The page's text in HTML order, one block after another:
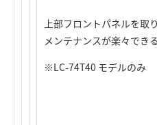
上部フロントパネルを取
メンテナンスが楽々でき
※LC-74T40 モデルのみ